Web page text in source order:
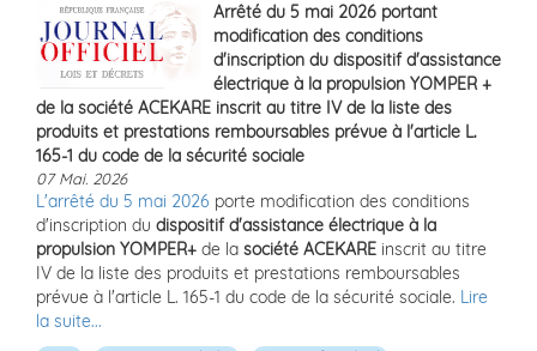
Arrêté du 5 mai 2026 portant
modification des conditions
d'inscription du dispositif d'assistance
électrique à la propulsion YOMPER +
de la société ACEKARE inscrit au titre IV de la liste des
produits et prestations remboursables prévue à l'article L.
165-1 du code de la sécurité sociale
07 Mai. 2026
L'arrêté du 5 mai 2026 porte modification des conditions
d'inscription du dispositif d'assistance électrique à la
propulsion YOMPER+ de la société ACEKARE inscrit au titre
IV de la liste des produits et prestations remboursables
prévue à l'article L. 165-1 du code de la sécurité sociale. Lire
la suite...